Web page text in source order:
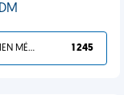
TU L'AS BIEN MÉRITÉ 1 245